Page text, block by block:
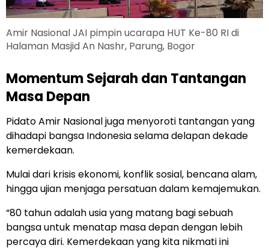
Amir Nasional JAI pimpin ucarapa HUT Ke-80 RI di
Halaman Masjid An Nashr, Parung, Bogor
Momentum Sejarah dan Tantangan
Masa Depan
Pidato Amir Nasional juga menyoroti tantangan yang
dihadapi bangsa Indonesia selama delapan dekade
kemerdekaan.
Mulai dari krisis ekonomi, konflik sosial, bencana alam,
hingga ujian menjaga persatuan dalam kemajemukan.
“80 tahun adalah usia yang matang bagi sebuah
bangsa untuk menatap masa depan dengan lebih
percaya diri. Kemerdekaan yang kita nikmati ini